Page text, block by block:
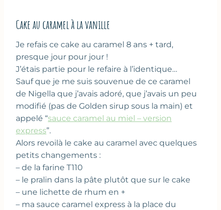
Cake au caramel à la vanille
Je refais ce cake au caramel 8 ans + tard,
presque jour pour jour !
J’étais partie pour le refaire à l’identique…
Sauf que je me suis souvenue de ce caramel
de Nigella que j’avais adoré, que j’avais un peu
modifié (pas de Golden sirup sous la main) et
appelé “sauce caramel au miel – version
express”.
Alors revoilà le cake au caramel avec quelques
petits changements :
– de la farine T110
– le pralin dans la pâte plutôt que sur le cake
– une lichette de rhum en +
– ma sauce caramel express à la place du